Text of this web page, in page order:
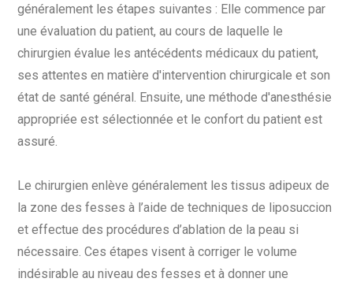
généralement les étapes suivantes : Elle commence par
une évaluation du patient, au cours de laquelle le
chirurgien évalue les antécédents médicaux du patient,
ses attentes en matière d'intervention chirurgicale et son
état de santé général. Ensuite, une méthode d'anesthésie
appropriée est sélectionnée et le confort du patient est
assuré.
Le chirurgien enlève généralement les tissus adipeux de
la zone des fesses à l’aide de techniques de liposuccion
et effectue des procédures d’ablation de la peau si
nécessaire. Ces étapes visent à corriger le volume
indésirable au niveau des fesses et à donner une